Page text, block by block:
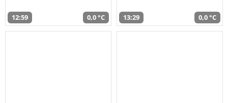
12:59 0,0 °C 13:29 0,0 °C